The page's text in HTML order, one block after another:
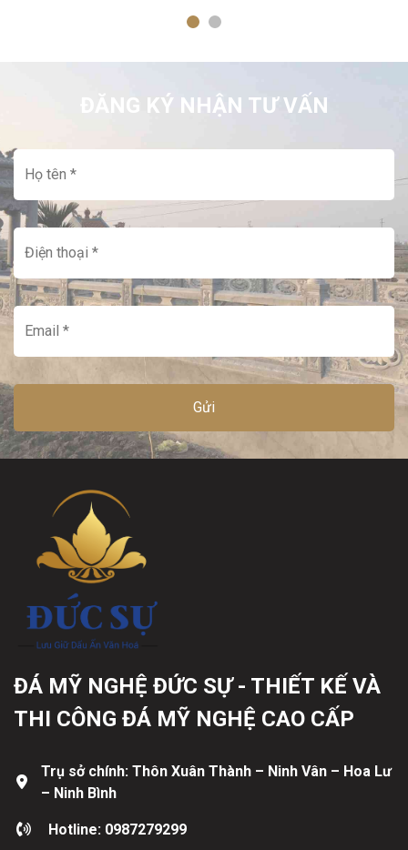
ĐĂNG KÝ NHẬN TƯ VẤN
ĐÁ MỸ NGHỆ ĐỨC SỰ - THIẾT KẾ VÀ
THI CÔNG ĐÁ MỸ NGHỆ CAO CẤP
Trụ sở chính: Thôn Xuân Thành – Ninh Vân – Hoa Lư
– Ninh Bình
Hotline: 0987279299